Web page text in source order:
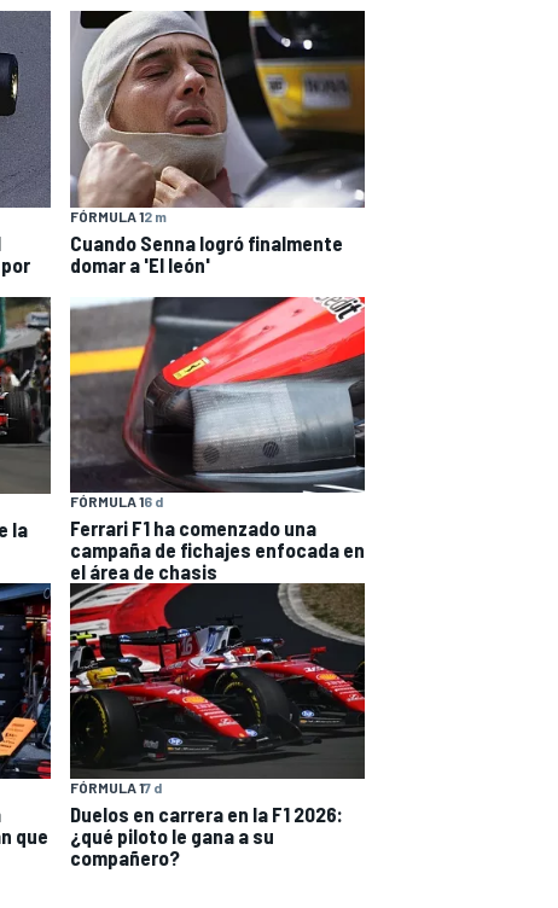
FÓRMULA 12 m
Cuando Senna logró finalmente
domar a 'El león'
la
FÓRMULA 16 d
Ferrari F1 ha comenzado una
campaña de fichajes enfocada en
el área de chasis
que
FÓRMULA 17 d
Duelos en carrera en la F1 2026:
¿qué piloto le gana a su
compañero?